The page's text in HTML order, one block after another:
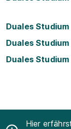
Duales
Duales
Duales
Hier